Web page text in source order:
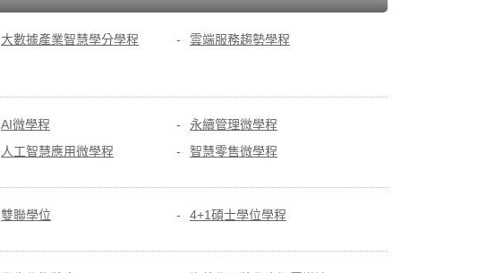
大數據產業智慧學分學程 雲端服務趨勢學程
AI微學程
永續管理微學程
人工智慧應用微學程 智慧零售微學程
雙聯學位 4+1碩士學位學程